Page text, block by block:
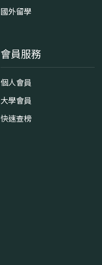
國外留學
會員服務
個人會員
大學會員
快速查榜